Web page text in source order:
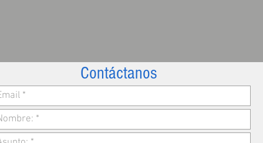
Contáctanos